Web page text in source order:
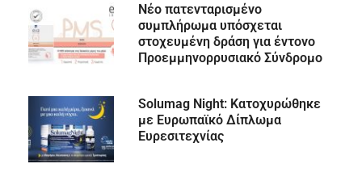
Νέο πατενταρισμένο
συμπλήρωμα υπόσχεται
στοχευμένη δράση για έντονο
Προεμμηνορρυσιακό Σύνδρομο
Solumag Night: Κατοχυρώθηκε
με Ευρωπαϊκό Δίπλωμα
Ευρεσιτεχνίας